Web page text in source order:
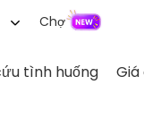
Chợ
tình huống Giá